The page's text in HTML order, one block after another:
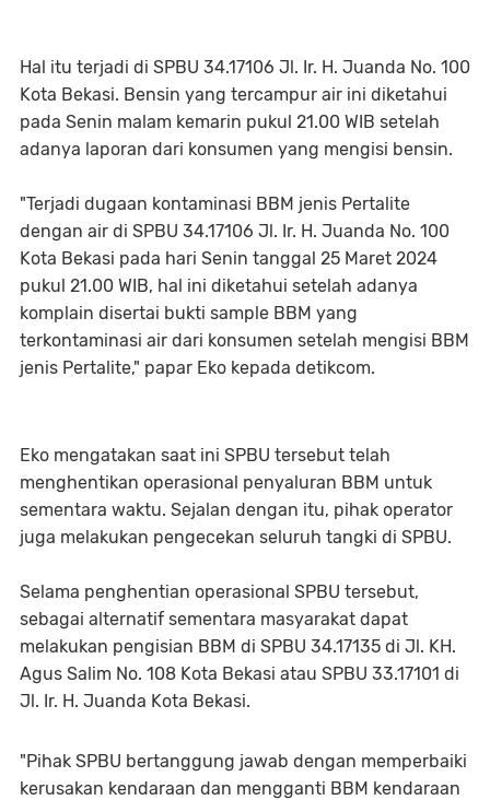
Hal itu terjadi di SPBU 34.17106 Jl. Ir. H. Juanda No. 100
Kota Bekasi. Bensin yang tercampur air ini diketahui
pada Senin malam kemarin pukul 21.00 WIB setelah
adanya laporan dari konsumen yang mengisi bensin.
"Terjadi dugaan kontaminasi BBM jenis Pertalite
dengan air di SPBU 34.17106 Jl. Ir. H. Juanda No. 100
Kota Bekasi pada hari Senin tanggal 25 Maret 2024
pukul 21.00 WIB, hal ini diketahui setelah adanya
komplain disertai bukti sample BBM yang
terkontaminasi air dari konsumen setelah mengisi BBM
jenis Pertalite," papar Eko kepada detikcom.
Eko mengatakan saat ini SPBU tersebut telah
menghentikan operasional penyaluran BBM untuk
sementara waktu. Sejalan dengan itu, pihak operator
juga melakukan pengecekan seluruh tangki di SPBU.
Selama penghentian operasional SPBU tersebut,
sebagai alternatif sementara masyarakat dapat
melakukan pengisian BBM di SPBU 34.17135 di Jl. KH.
Agus Salim No. 108 Kota Bekasi atau SPBU 33.17101 di
Jl. Ir. H. Juanda Kota Bekasi.
"Pihak SPBU bertanggung jawab dengan memperbaiki
kerusakan kendaraan dan mengganti BBM kendaraan